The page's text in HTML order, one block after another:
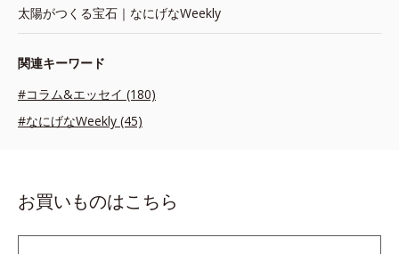
太陽がつくる宝石｜なにげなWeekly
関連キーワード
#コラム&エッセイ (180)
#なにげなWeekly (45)
お買いものはこちら